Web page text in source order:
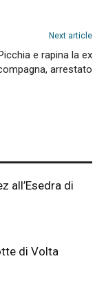
Next article
e rapina la ex
arrestato
all’Esedra di
di Volta